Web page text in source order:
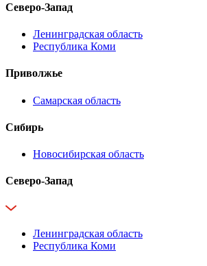
Северо-Запад
Ленинградская область
Республика Коми
Приволжье
Самарская область
Сибирь
Новосибирская область
Северо-Запад
Ленинградская область
Республика Коми